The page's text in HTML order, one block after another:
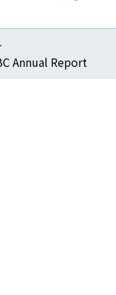
Annual Report